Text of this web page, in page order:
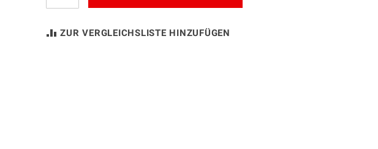
ZUR VERGLEICHSLISTE HINZUFÜGEN